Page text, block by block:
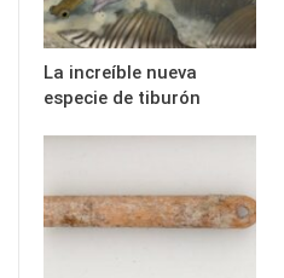
La increíble nueva
especie de tiburón